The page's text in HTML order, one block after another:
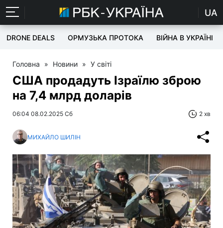
UA
DRONE DEALS ОРМУЗЬКА ПРОТОКА ВІЙНА В УКРАЇНІ
Головна » Новини » У світі
США продадуть Ізраїлю зброю
на 7,4 млрд доларів
06:04 08.02.2025 Сб 2 хв
МИХАЙЛО ШИЛІН